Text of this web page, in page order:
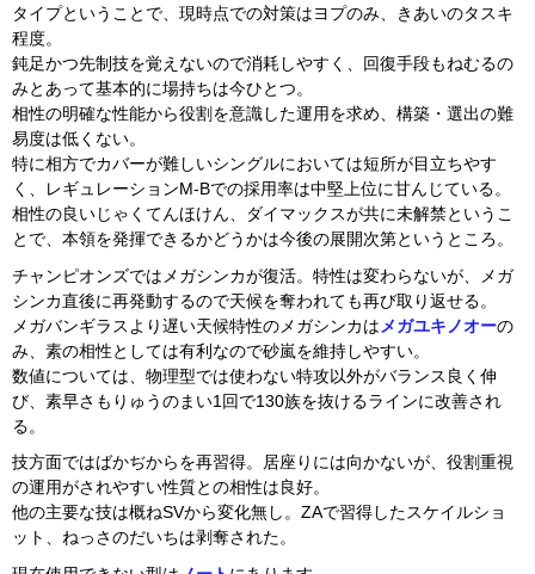
タイプということで、現時点での対策はヨプのみ、きあいのタスキ
程度。
鈍足かつ先制技を覚えないので消耗しやすく、回復手段もねむるの
みとあって基本的に場持ちは今ひとつ。
相性の明確な性能から役割を意識した運用を求め、構築・選出の難
易度は低くない。
特に相方でカバーが難しいシングルにおいては短所が目立ちやす
く、レギュレーションM-Bでの採用率は中堅上位に甘んじている。
相性の良いじゃくてんほけん、ダイマックスが共に未解禁というこ
とで、本領を発揮できるかどうかは今後の展開次第というところ。
チャンピオンズではメガシンカが復活。特性は変わらないが、メガ
シンカ直後に再発動するので天候を奪われても再び取り返せる。
メガバンギラスより遅い天候特性のメガシンカは メガユキノオーの
み、素の相性としては有利なので砂嵐を維持しやすい。
数値については、物理型では使わない特攻以外がバランス良く伸
び、素早さもりゅうのまい1回で130族を抜けるラインに改善され
る。
技方面ではばかぢからを再習得。居座りには向かないが、役割重視
の運用がされやすい性質との相性は良好。
他の主要な技は概ねSVから変化無し。ZAで習得したスケイルショ
ット、ねっさのだいちは剥奪された。